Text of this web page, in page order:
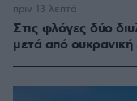
Στις φλόγες δύο
μετά από
πριν 13 λεπτά